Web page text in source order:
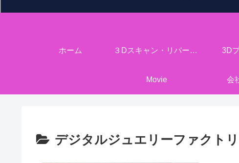
ホーム ３Dスキャン・リバースエンジニアリング 3D
Movie 会
デジタルジュエリーファクトリ